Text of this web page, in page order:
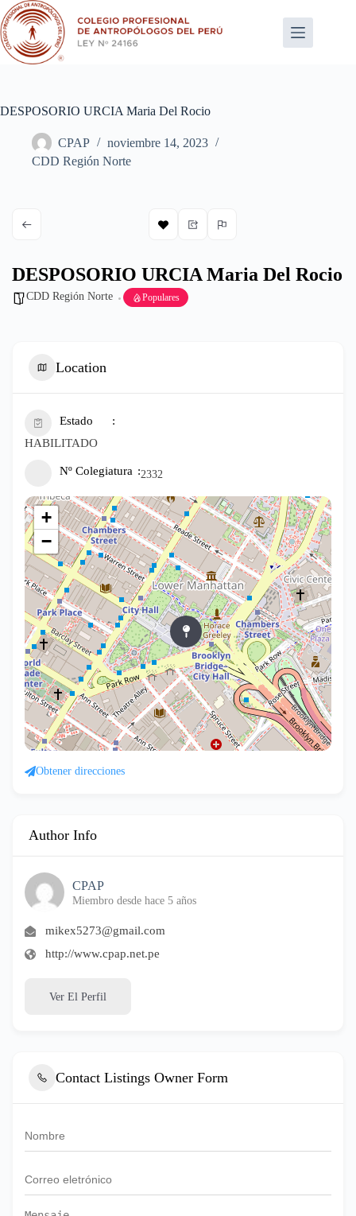
Saltar
al
contenido
DESPOSORIO URCIA Maria Del Rocio
CPAP
noviembre 14, 2023
CDD Región Norte
DESPOSORIO URCIA Maria Del Rocio
CDD Región Norte Populares
Location
Estado
HABILITADO
Nº Colegiatura 2332
+
−
Obtener direcciones
Author Info
CPAP
Miembro desde hace 5 años
mikex5273@gmail.com
http://www.cpap.net.pe
Ver El Perfil
Contact Listings Owner Form